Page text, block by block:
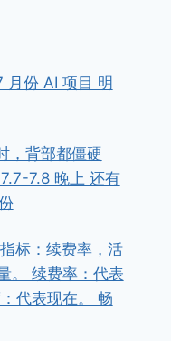
月份 AI 项目 明
，背部都僵硬
7.8 晚上 还有
标：续费率，活
。 续费率：代表
代表现在。 畅